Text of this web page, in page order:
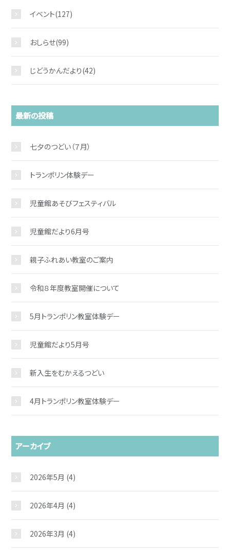
イベント(127)
おしらせ(99)
じどうかんだより(42)
最新の投稿
七夕のつどい（７月）
トランポリン体験デー
児童館あそびフェスティバル
児童館だより6月号
親子ふれあい教室のご案内
令和８年度教室開催について
5月トランポリン教室体験デー
児童館だより5月号
新入生をむかえるつどい
4月トランポリン教室体験デー
アーカイブ
2026年5月 (4)
2026年4月 (4)
2026年3月 (4)